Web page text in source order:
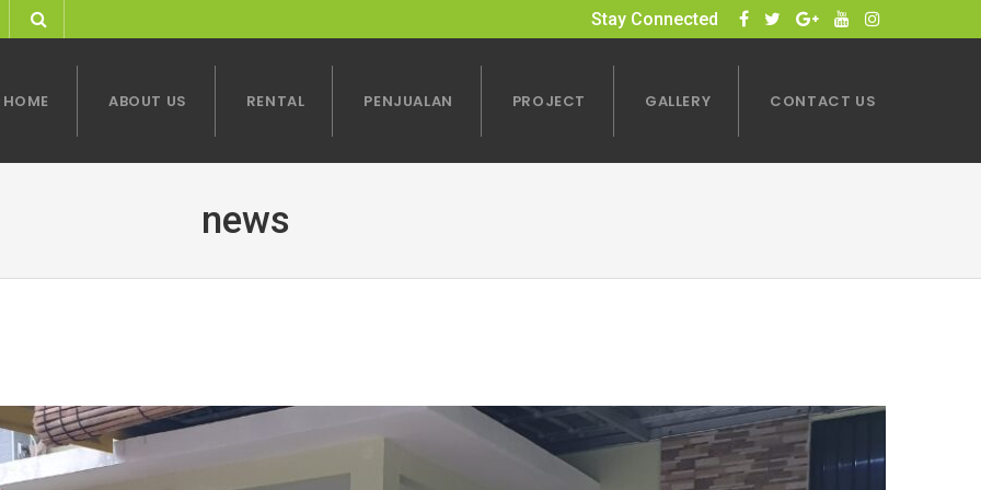
Stay Connected
HOME ABOUT US RENTAL PENJUALAN PROJECT GALLERY CONTACT US
news